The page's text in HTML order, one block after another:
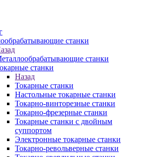
станки
станки
станки
Назад
Токарные станки
Настольные токарные станки
Токарно-винторезные станки
Токарно-фрезерные станки
Токарные станки с двойным
суппортом
Электронные токарные станки
Токарно-револьверные станки